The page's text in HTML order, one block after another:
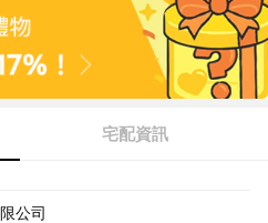
宅配資訊
公司